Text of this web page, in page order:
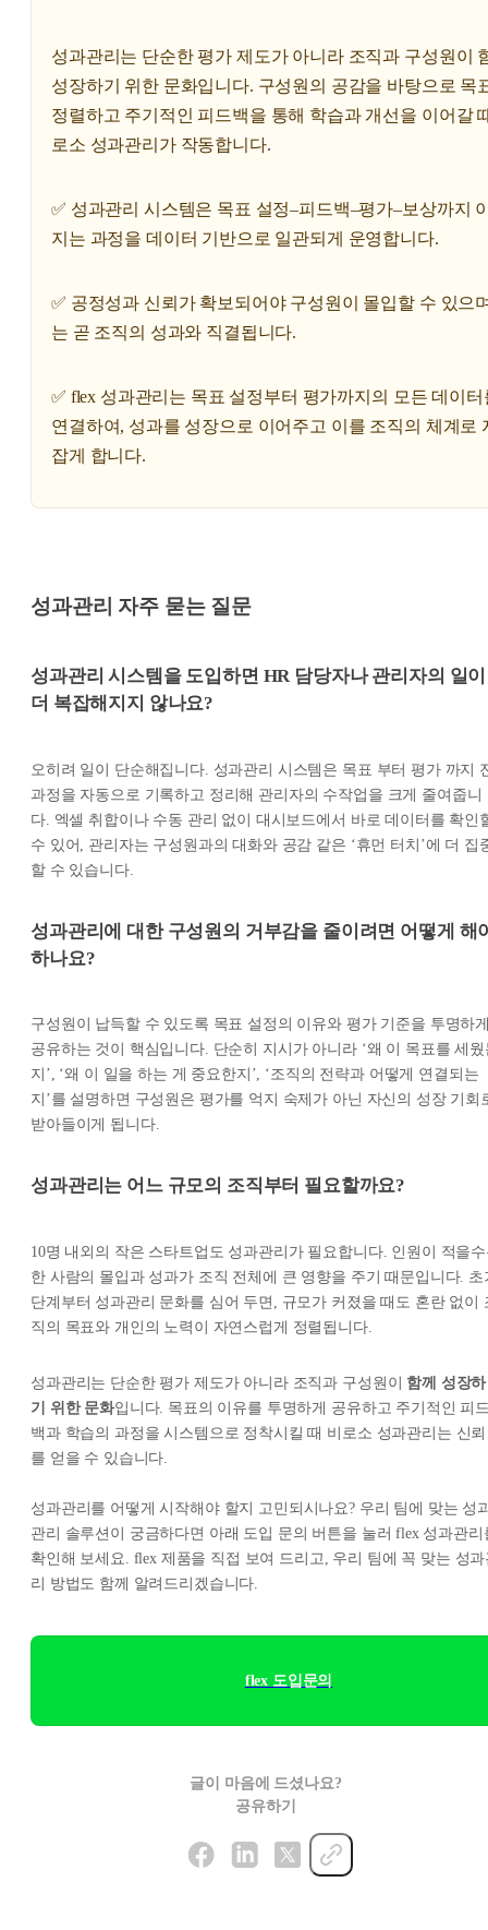
성과관리는 단순한 평가 제도가 아니라 조직과 구성원이
성장하기 위한 문화입니다. 구성원의 공감을 바탕으로 목
정렬하고 주기적인 피드백을 통해 학습과 개선을 이어갈
로소 성과관리가 작동합니다.
✅ 성과관리 시스템은 목표 설정–피드백–평가–보상까지
지는 과정을 데이터 기반으로 일관되게 운영합니다.
✅ 공정성과 신뢰가 확보되어야 구성원이 몰입할 수 있으
는 곧 조직의 성과와 직결됩니다.
✅ flex 성과관리는 목표 설정부터 평가까지의 모든 데이터
연결하여, 성과를 성장으로 이어주고 이를 조직의 체계로
잡게 합니다.
성과관리 자주 묻는 질문
성과관리 시스템을 도입하면 HR 담당자나 관리자의 일이
더 복잡해지지 않나요?
오히려 일이 단순해집니다. 성과관리 시스템은 목표 부터 평가 까지
과정을 자동으로 기록하고 정리해 관리자의 수작업을 크게 줄여줍니
다. 엑셀 취합이나 수동 관리 없이 대시보드에서 바로 데이터를 확인
수 있어, 관리자는 구성원과의 대화와 공감 같은 ‘휴먼 터치’에 더 집
할 수 있습니다.
성과관리에 대한 구성원의 거부감을 줄이려면 어떻게 해
하나요?
구성원이 납득할 수 있도록 목표 설정의 이유와 평가 기준을 투명하
공유하는 것이 핵심입니다. 단순히 지시가 아니라 ‘왜 이 목표를 세웠
지’, ‘왜 이 일을 하는 게 중요한지’, ‘조직의 전략과 어떻게 연결되는
지’를 설명하면 구성원은 평가를 억지 숙제가 아닌 자신의 성장 기회
받아들이게 됩니다.
성과관리는 어느 규모의 조직부터 필요할까요?
10명 내외의 작은 스타트업도 성과관리가 필요합니다. 인원이 적을
한 사람의 몰입과 성과가 조직 전체에 큰 영향을 주기 때문입니다. 초
단계부터 성과관리 문화를 심어 두면, 규모가 커졌을 때도 혼란 없이
직의 목표와 개인의 노력이 자연스럽게 정렬됩니다.
성과관리는 단순한 평가 제도가 아니라 조직과 구성원이 함께 성장하
기 위한 문화입니다. 목표의 이유를 투명하게 공유하고 주기적인 피
백과 학습의 과정을 시스템으로 정착시킬 때 비로소 성과관리는 신뢰
를 얻을 수 있습니다.
성과관리를 어떻게 시작해야 할지 고민되시나요? 우리 팀에 맞는 성
관리 솔루션이 궁금하다면 아래 도입 문의 버튼을 눌러 flex 성과관리
확인해 보세요. flex 제품을 직접 보여 드리고, 우리 팀에 꼭 맞는 성과
리 방법도 함께 알려드리겠습니다.
flex 도입문의
글이 마음에 드셨나요?
공유하기